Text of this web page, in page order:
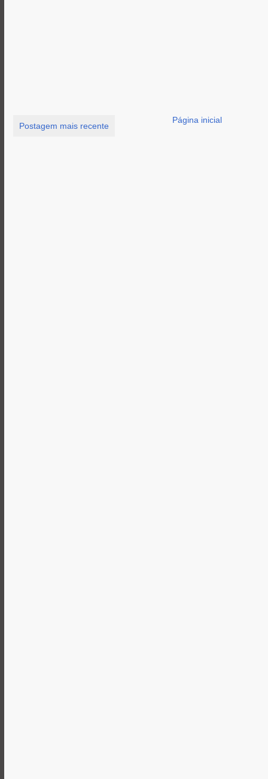
Postagem mais recente
Página inicial